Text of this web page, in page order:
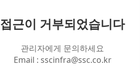
접근이 거부되었습니다
관리자에게 문의하세요
Email : sscinfra@ssc.co.kr